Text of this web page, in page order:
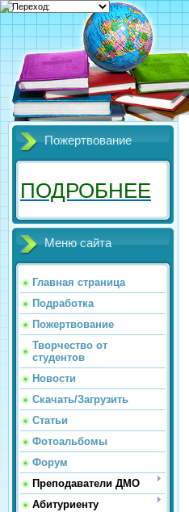
Пожертвование
ПОДРОБНЕЕ
Меню сайта
Главная страница
Подработка
Пожертвование
Творчество от
студентов
Новости
Скачать/Загрузить
Статьи
Фотоальбомы
Форум
Преподаватели ДМО
Абитуриенту